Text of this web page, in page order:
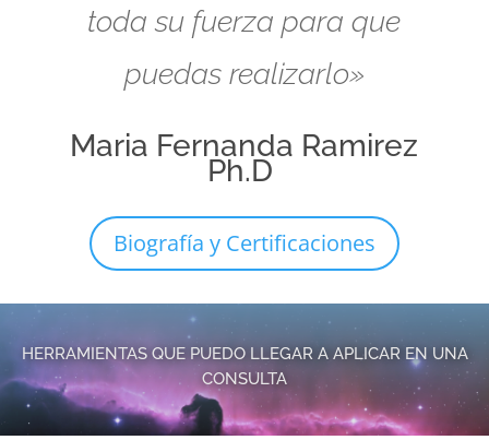
toda su fuerza para que
puedas realizarlo»
Maria Fernanda Ramirez
Ph.D
Biografía y Certificaciones
HERRAMIENTAS QUE PUEDO LLEGAR A APLICAR EN UNA
CONSULTA